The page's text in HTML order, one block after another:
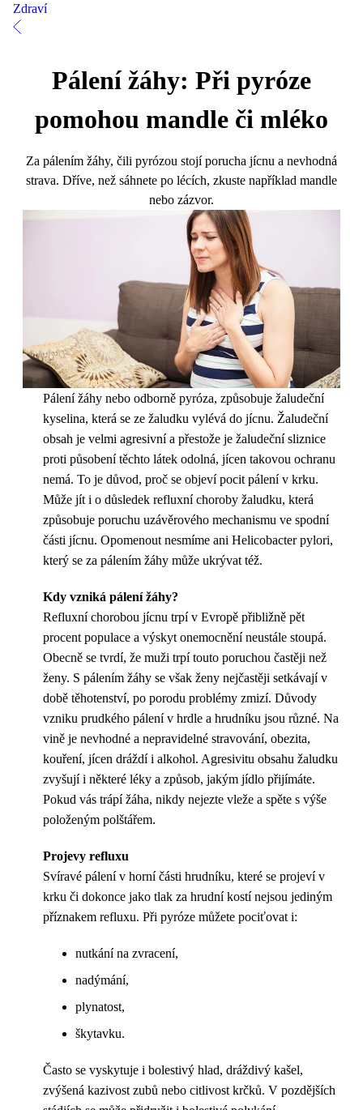
Zdraví
Pálení žáhy: Při pyróze
pomohou mandle či mléko
Za pálením žáhy, čili pyrózou stojí porucha jícnu a nevhodná
strava. Dříve, než sáhnete po lécích, zkuste například mandle
nebo zázvor.
Pálení žáhy nebo odborně pyróza, způsobuje žaludeční
kyselina, která se ze žaludku vylévá do jícnu. Žaludeční
obsah je velmi agresivní a přestože je žaludeční sliznice
proti působení těchto látek odolná, jícen takovou ochranu
nemá. To je důvod, proč se objeví pocit pálení v krku.
Může jít i o důsledek refluxní choroby žaludku, která
způsobuje poruchu uzávěrového mechanismu ve spodní
části jícnu. Opomenout nesmíme ani Helicobacter pylori,
který se za pálením žáhy může ukrývat též.
Kdy vzniká pálení žáhy?
Refluxní chorobou jícnu trpí v Evropě přibližně pět
procent populace a výskyt onemocnění neustále stoupá.
Obecně se tvrdí, že muži trpí touto poruchou častěji než
ženy. S pálením žáhy se však ženy nejčastěji setkávají v
době těhotenství, po porodu problémy zmizí. Důvody
vzniku prudkého pálení v hrdle a hrudníku jsou různé. Na
vině je nevhodné a nepravidelné stravování, obezita,
kouření, jícen dráždí i alkohol. Agresivitu obsahu žaludku
zvyšují i ​​některé léky a způsob, jakým jídlo přijímáte.
Pokud vás trápí žáha, nikdy nejezte vleže a spěte s výše
položeným polštářem.
Projevy refluxu
Svíravé pálení v horní části hrudníku, které se projeví v
krku či dokonce jako tlak za hrudní kostí nejsou jediným
příznakem refluxu. Při pyróze můžete pociťovat i:
nutkání na zvracení,
nadýmání,
plynatost,
škytavku.
Často se vyskytuje i bolestivý hlad, dráždivý kašel,
zvýšená kazivost zubů nebo citlivost krčků. V pozdějších